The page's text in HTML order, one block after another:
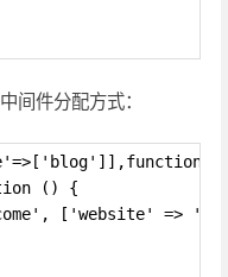
间件分配方式：
() {
['website' =>